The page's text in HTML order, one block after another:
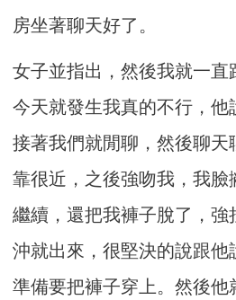
房坐著聊天好了。
女子並指出，然後我就一直
今天就發生我真的不行，他
接著我們就閒聊，然後聊天
靠很近，之後強吻我，我臉
繼續，還把我褲子脫了，強
沖就出來，很堅決的說跟他
準備要把褲子穿上。然後他